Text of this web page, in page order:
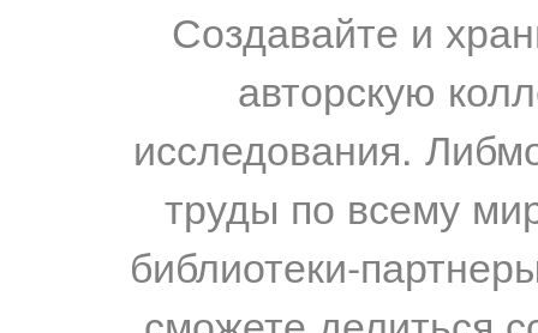
Создавайте и
авторскую
исследования.
труды по всему
библиотеки-